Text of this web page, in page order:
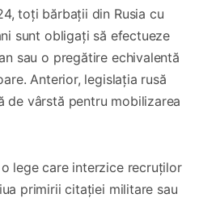
toți bărbații din Rusia cu
sunt obligați să efectueze
sau o pregătire echivalentă
Anterior, legislația rusă
de vârstă pentru mobilizarea
lege care interzice recruților
primirii citației militare sau